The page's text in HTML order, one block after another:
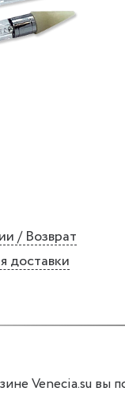
/ Возврат
доставки
Venecia.su вы